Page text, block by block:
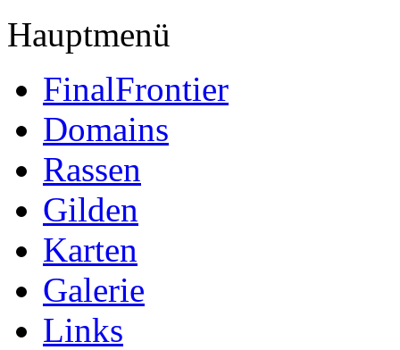
Hauptmenü
FinalFrontier
Domains
Rassen
Gilden
Karten
Galerie
Links